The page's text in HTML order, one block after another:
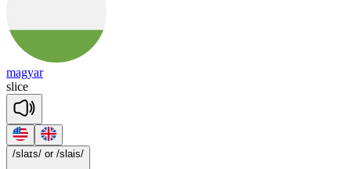
magyar
slice
/slaɪs/ or /slais/